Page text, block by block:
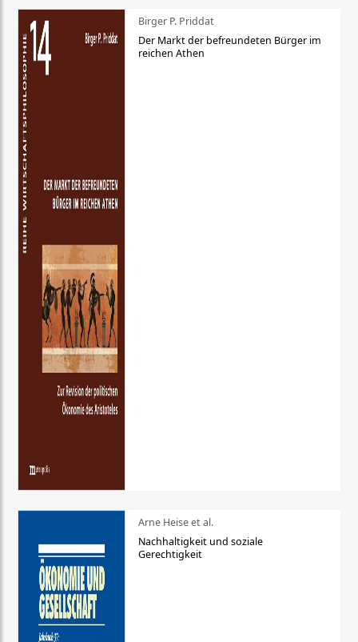
Birger P. Priddat
Der Markt der befreundeten Bürger im
reichen Athen
Arne Heise et al.
Nachhaltigkeit und soziale
Gerechtigkeit